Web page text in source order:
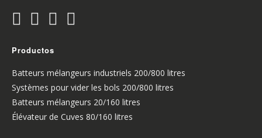
Productos
Batteurs mélangeurs industriels 200/800 litres
Systèmes pour vider les bols 200/800 litres
Batteurs mélangeurs 20/160 litres
Élévateur de Cuves 80/160 litres